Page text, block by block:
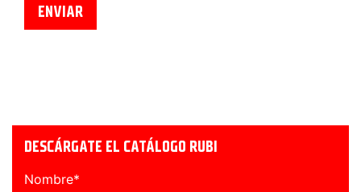
DESCÁRGATE EL CATÁLOGO RUBI
Nombre*